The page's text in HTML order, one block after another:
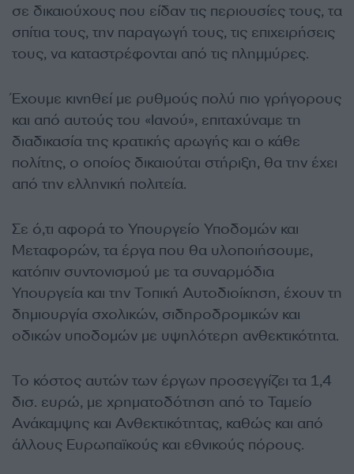
σε δικαιούχους που είδαν τις περιουσίες τους, τα
σπίτια τους, την παραγωγή τους, τις επιχειρήσεις
τους, να καταστρέφονται από τις πλημμύρες.
Έχουμε κινηθεί με ρυθμούς πολύ πιο γρήγορους
και από αυτούς του «Ιανού», επιταχύναμε τη
διαδικασία της κρατικής αρωγής και ο κάθε
πολίτης, ο οποίος δικαιούται στήριξη, θα την έχει
από την ελληνική πολιτεία.
Σε ό,τι αφορά το Υπουργείο Υποδομών και
Μεταφορών, τα έργα που θα υλοποιήσουμε,
κατόπιν συντονισμού με τα συναρμόδια
Υπουργεία και την Τοπική Αυτοδιοίκηση, έχουν τη
δημιουργία σχολικών, σιδηροδρομικών και
οδικών υποδομών με υψηλότερη ανθεκτικότητα.
Το κόστος αυτών των έργων προσεγγίζει τα 1,4
δισ. ευρώ, με χρηματοδότηση από το Ταμείο
Ανάκαμψης και Ανθεκτικότητας, καθώς και από
άλλους Ευρωπαϊκούς και εθνικούς πόρους.